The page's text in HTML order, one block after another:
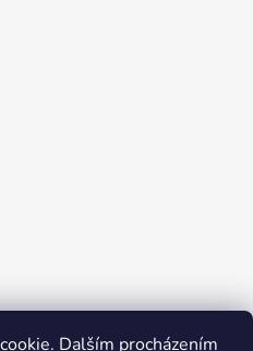
Dalším procházením